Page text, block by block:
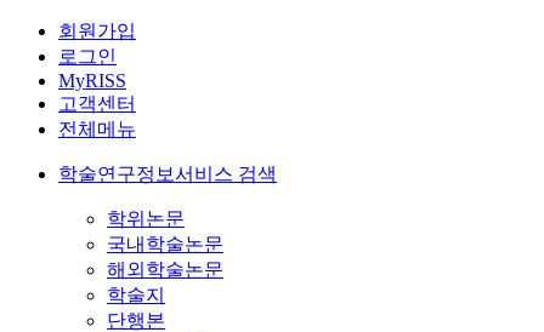
회원가입
로그인
MyRISS
고객센터
전체메뉴
학술연구정보서비스 검색
학위논문
국내학술논문
해외학술논문
학술지
단행본